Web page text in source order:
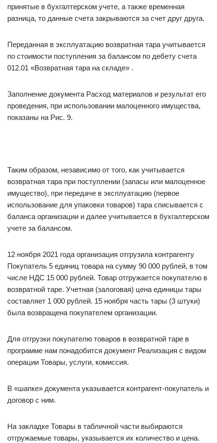
принятые в бухгалтерском учете, а также временная
разница, то данные счета закрываются за счет друг друга.
Переданная в эксплуатацию возвратная тара учитывается
по стоимости поступления за балансом по дебету счета
012.01 «Возвратная тара на складе» .
Заполнение документа Расход материалов и результат его
проведения, при использовании малоценного имущества,
показаны на Рис. 9.
Таким образом, независимо от того, как учитывается
возвратная тара при поступлении (запасы или малоценное
имущество), при передаче в эксплуатацию (первое
использование для упаковки товаров) тара списывается с
баланса организации и далее учитывается в бухгалтерском
учете за балансом.
12 ноября 2021 года организация отгрузила контрагенту
Покупатель 5 единиц товара на сумму 90 000 рублей, в том
числе НДС 15 000 рублей. Товар отгружается покупателю в
возвратной таре. Учетная (залоговая) цена единицы тары
составляет 1 000 рублей. 15 ноября часть тары (3 штуки)
была возвращена покупателем организации.
Для отгрузки покупателю товаров в возвратной таре в
программе нам понадобится документ Реализация с видом
операции Товары, услуги, комиссия.
В «шапке» документа указывается контрагент-покупатель и
договор с ним.
На закладке Товары в табличной части выбираются
отгружаемые товары, указывается их количество и цена.